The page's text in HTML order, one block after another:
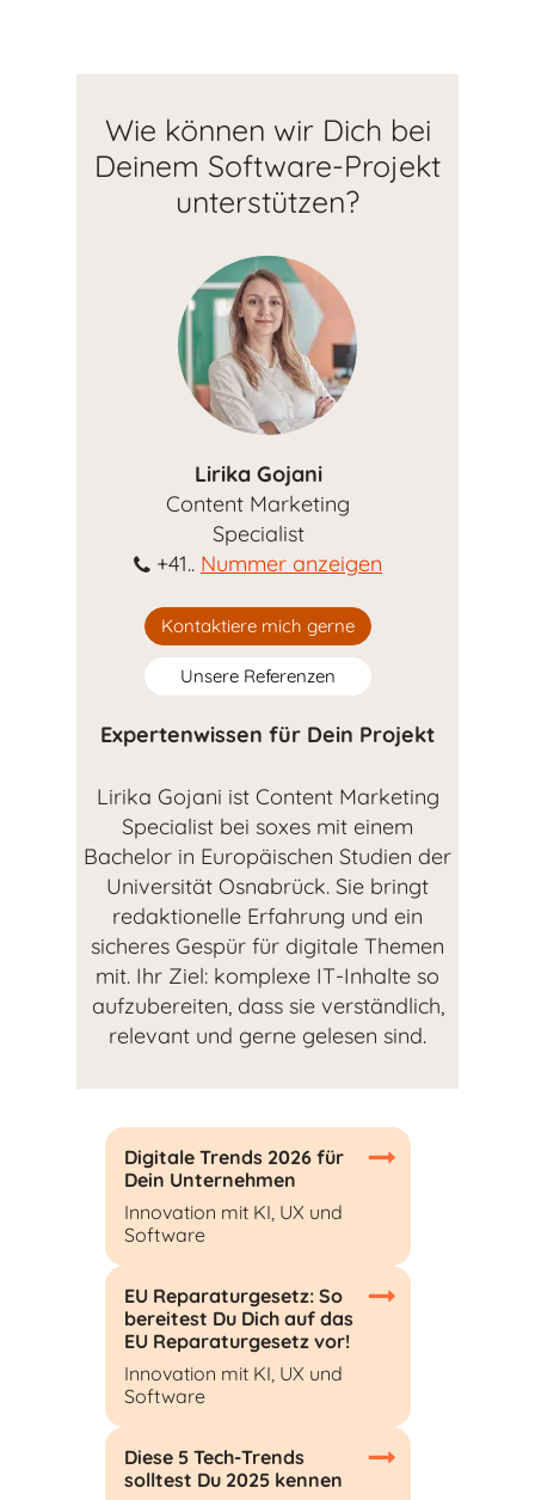
Wie können wir Dich bei
Deinem Software-Projekt
unterstützen?
Lirika Gojani
Content Marketing
Specialist
+41.. Nummer anzeigen
Kontaktiere mich gerne
Unsere Referenzen
Expertenwissen für Dein Projekt
Lirika Gojani ist Content Marketing
Specialist bei soxes mit einem
Bachelor in Europäischen Studien der
Universität Osnabrück. Sie bringt
redaktionelle Erfahrung und ein
sicheres Gespür für digitale Themen
mit. Ihr Ziel: komplexe IT-Inhalte so
aufzubereiten, dass sie verständlich,
relevant und gerne gelesen sind.
Digitale Trends 2026 für
Dein Unternehmen
Innovation mit KI, UX und
Software
EU Reparaturgesetz: So
bereitest Du Dich auf das
EU Reparaturgesetz vor!
Innovation mit KI, UX und
Software
Diese 5 Tech-Trends
solltest Du 2025 kennen